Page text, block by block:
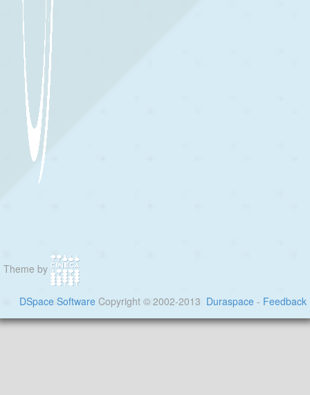
Theme by
DSpace Software Copyright © 2002-2013 Duraspace - Feedback